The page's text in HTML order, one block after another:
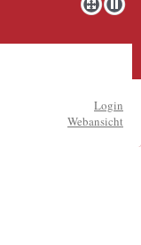
Login
Webansicht